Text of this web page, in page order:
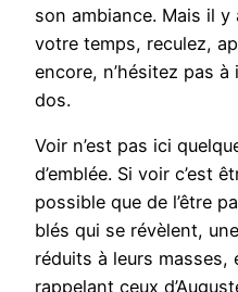
son ambiance. Mais il
votre temps, reculez,
encore, n’hésitez pas
dos.
Voir n’est pas ici
d’emblée. Si voir c’est
possible que de l’être
blés qui se révèlent,
réduits à leurs masses,
rappelant ceux